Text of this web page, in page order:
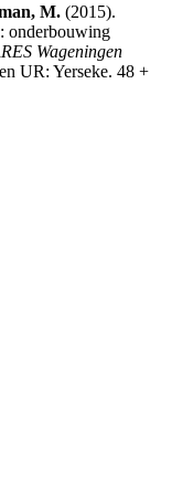
M. (2015).
onderbouwing
Wageningen
UR: Yerseke. 48 +